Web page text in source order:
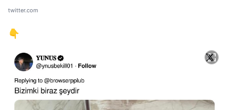
twitter.com
👇